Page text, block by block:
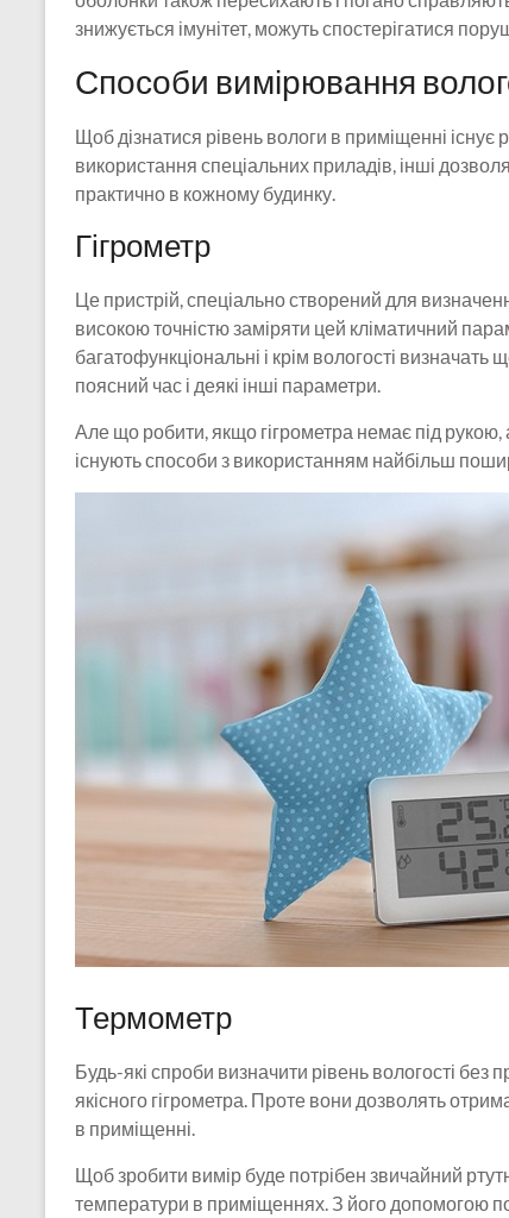
знижується імунітет, можуть спостерігатися
Способи вимірювання
Щоб дізнатися рівень вологи в приміщенні існує
використання спеціальних приладів, інші
практично в кожному будинку.
Гігрометр
Це пристрій, спеціально створений для
високою точністю заміряти цей кліматичний
багатофункціональні і крім вологості
поясний час і деякі інші параметри.
Але що робити, якщо гігрометра немає під рукою,
існують способи з використанням найбільш
Термометр
Будь-які спроби визначити рівень вологості
якісного гігрометра. Проте вони дозволять
в приміщенні.
Щоб зробити вимір буде потрібен звичайний
температури в приміщеннях. З його допомогою